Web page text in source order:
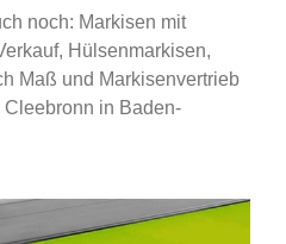
noch: Markisen mit
Hülsenmarkisen,
Maß und Markisenvertrieb
in Baden-